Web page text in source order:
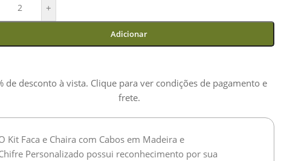
+
Adicionar
de desconto à vista. Clique para ver condições de pagamento e
frete.
Kit Faca e Chaira com Cabos em Madeira e
Personalizado possui reconhecimento por sua